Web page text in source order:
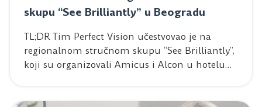
skupu “See Brilliantly” u Beogradu
TL;DR Tim Perfect Vision učestvovao je na
regionalnom stručnom skupu “See Brilliantly”,
koji su organizovali Amicus i Alcon u hotelu…